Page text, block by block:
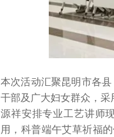
本次活动汇聚昆明市各
干部及广大妇女群众，采
源祥安排专业工艺讲师
用，科普端午艾草祈福